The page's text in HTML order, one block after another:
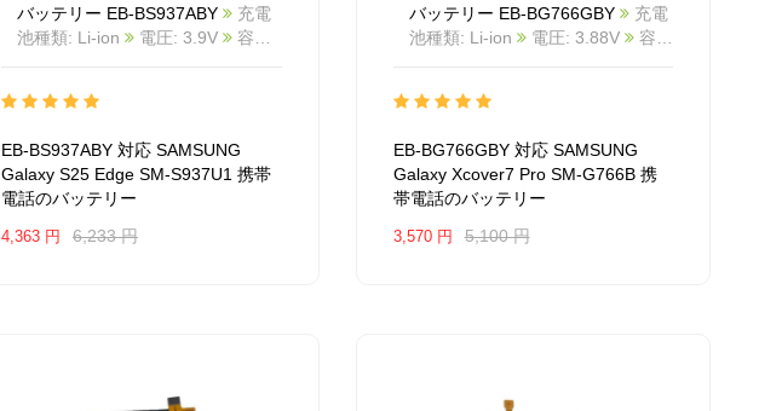
バッテリー EB-BS937ABY
充電
池種類: Li-ion
電圧: 3.9V
2603BA1124M_Te
S937U1 互換品番: EB-
BS937ABY 対応ラッ モデル: For
SAMSUNG Galaxy S25 Edge SM-
S937U1
EB-BS937ABY 対応 SAMSUNG
Galaxy S25 Edge SM-S937U1 携帯
電話のバッテリー
4,363 円 6,233 円
バッテリー EB-BG766GBY
充電
池種類: Li-ion
電圧: 3.88V
容
2603BA1122M_Te
SM-G766B
互換品番: EB-
BG766GBY
対応ラッ モデル:
For SAMSUNG Galaxy Xcover7
Pro SM-G766B
EB-BG766GBY 対応 SAMSUNG
Galaxy Xcover7 Pro SM-G766B 携
帯電話のバッテリー
3,570 円 5,100 円